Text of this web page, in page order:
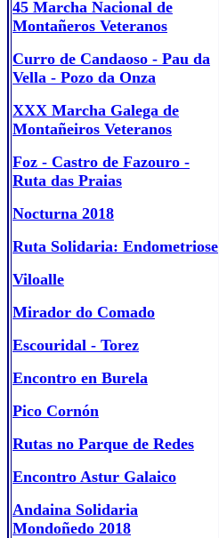
45 Marcha Nacional de
Montañeros Veteranos
Curro de Candaoso - Pau da
Vella - Pozo da Onza
XXX Marcha Galega de
Montañeiros Veteranos
Foz - Castro de Fazouro -
Ruta das Praias
Nocturna 2018
Ruta Solidaria: Endometriose
Viloalle
Mirador do Comado
Escouridal - Torez
Encontro en Burela
Pico Cornón
Rutas no Parque de Redes
Encontro Astur Galaico
Andaina Solidaria
Mondoñedo 2018